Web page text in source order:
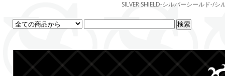
SILVER SHIELD-シルバーシールド-/